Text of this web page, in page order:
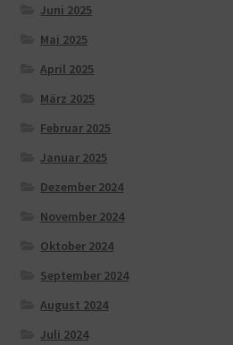
Juni 2025
Mai 2025
April 2025
März 2025
Februar 2025
Januar 2025
Dezember 2024
November 2024
Oktober 2024
September 2024
August 2024
Juli 2024